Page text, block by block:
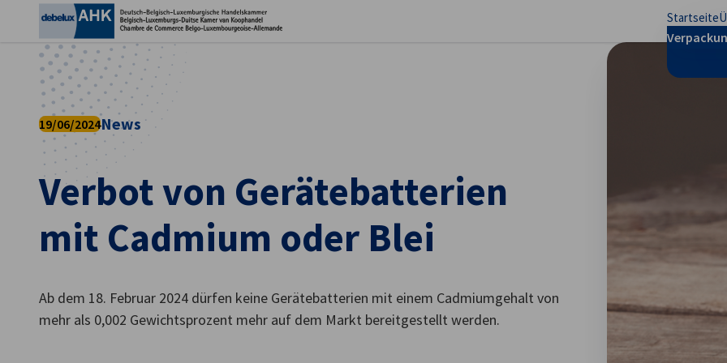
Startseite
German
Verbot von Gerätebatterien
mit Cadmium oder Blei
19/06/2024News
Ab dem 18. Februar 2024 dürfen keine Gerätebatterien mit einem Cadmiumgehalt von
mehr als 0,002 Gewichtsprozent mehr auf dem Markt bereitgestellt werden.